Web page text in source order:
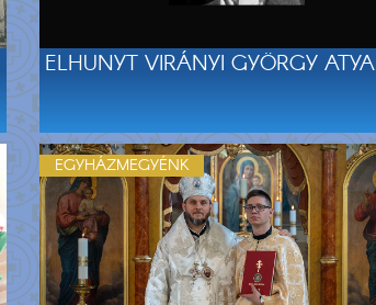
ELHUNYT VIRÁNYI GYÖRGY ATYA
EGYHÁZMEGYÉNK